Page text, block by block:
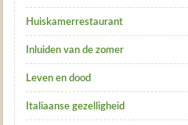
Huiskamerrestaurant
Inluiden van de zomer
Leven en dood
Italiaanse gezelligheid